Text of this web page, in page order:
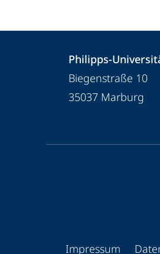
Informationen
Philipps-
Universität
Marburg
Philipps-
Biegenstraße 10
35037 Marburg
Media
Impressum